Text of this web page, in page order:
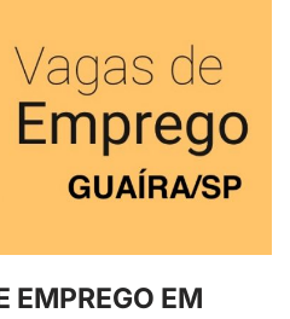
EMPREGO EM